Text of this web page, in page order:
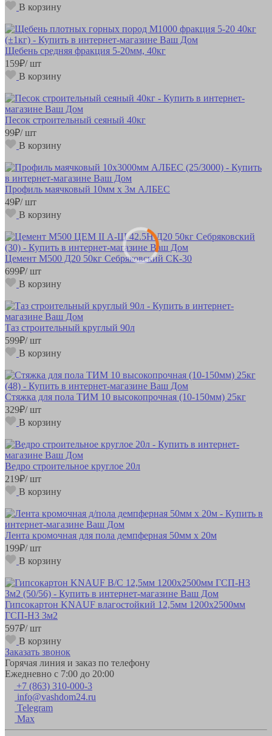
В корзину
Щебень средняя фракция 5-20мм, 40кг
159₽/ шт
В корзину
Песок строительный сеяный 40кг
99₽/ шт
В корзину
Профиль маячковый 10мм х 3м АЛБЕС
49₽/ шт
В корзину
Цемент М500 Д20 50кг Себряковский СК-30
699₽/ шт
В корзину
Таз строительный круглый 90л
599₽/ шт
В корзину
Стяжка для пола ТИМ 10 высокопрочная (10-150мм) 25кг
329₽/ шт
В корзину
Ведро строительное круглое 20л
219₽/ шт
В корзину
Лента кромочная для пола демпферная 50мм х 20м
199₽/ шт
В корзину
Гипсокартон KNAUF влагостойкий 12,5мм 1200х2500мм
ГСП-Н3 3м2
597₽/ шт
В корзину
Заказать звонок
Горячая линия и заказ по телефону
Ежедневно с 7:00 до 20:00
+7 (863) 310-000-3
info@vashdom24.ru
Telegram
Max